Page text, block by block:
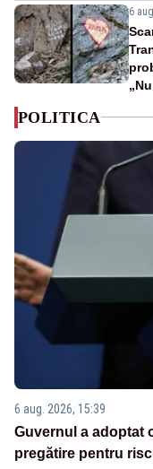
6
POLITICA
6 aug. 2026, 15:39
Guvernul a adoptat
pregătire pentru